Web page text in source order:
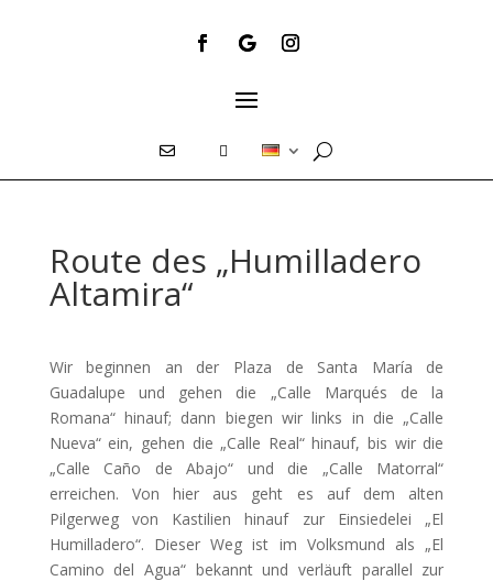
Route des „Humilladero
Altamira“
Wir beginnen an der Plaza de Santa María de
Guadalupe und gehen die „Calle Marqués de la
Romana“ hinauf; dann biegen wir links in die „Calle
Nueva“ ein, gehen die „Calle Real“ hinauf, bis wir die
„Calle Caño de Abajo“ und die „Calle Matorral“
erreichen. Von hier aus geht es auf dem alten
Pilgerweg von Kastilien hinauf zur Einsiedelei „El
Humilladero“. Dieser Weg ist im Volksmund als „El
Camino del Agua“ bekannt und verläuft parallel zur